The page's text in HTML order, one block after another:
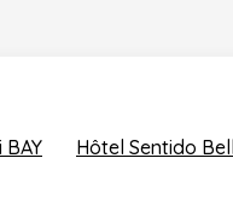
Hôtel Sentido